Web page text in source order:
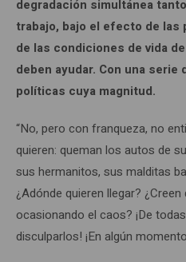
degradación simultánea
trabajo, bajo el efecto de
de las condiciones de vida
deben ayudar. Con una
políticas cuya magnitud.
“No, pero con franqueza, no
quieren: queman los autos de
sus hermanitos, sus malditas
¿Adónde quieren llegar?
ocasionando el caos? ¡De
disculparlos! ¡En algún